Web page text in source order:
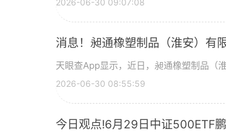
2026-06-30 09:07:08
消息！昶通橡塑制品（淮安）有
天眼查App显示，近日，昶通橡塑制品（
2026-06-30 08:55:59
今日观点!6月29日中证500ETF